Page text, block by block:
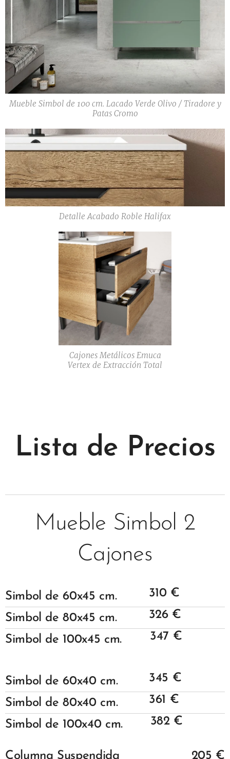
Mueble Simbol de 100 cm. Lacado Verde Olivo / Tiradore y
Patas Cromo
Detalle Acabado Roble Halifax
Cajones Metálicos Emuca
Vertex de Extracción Total
Lista de Precios
Mueble Simbol 2
Cajones
Simbol de 60x45 cm. 310 €
Simbol de 80x45 cm.
326 €
Simbol de 100x45 cm. 347 €
Simbol de 60x40 cm. 345 €
Simbol de 80x40 cm.
361 €
Simbol de 100x40 cm. 382 €
Columna Suspendida 205 €